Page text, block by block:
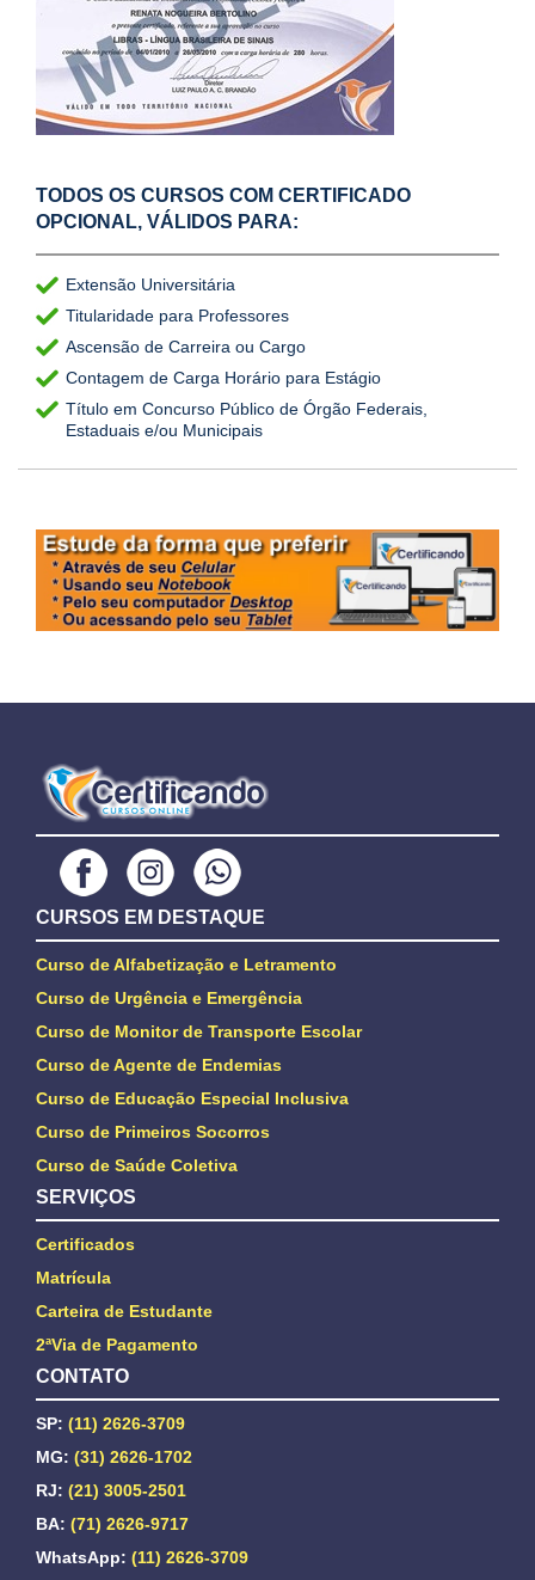
TODOS OS CURSOS COM CERTIFICADO
OPCIONAL, VÁLIDOS PARA:
Extensão Universitária
Titularidade para Professores
Ascensão de Carreira ou Cargo
Contagem de Carga Horário para Estágio
Título em Concurso Público de Órgão Federais,
Estaduais e/ou Municipais
CURSOS EM DESTAQUE
Curso de Alfabetização e Letramento
Curso de Urgência e Emergência
Curso de Monitor de Transporte Escolar
Curso de Agente de Endemias
Curso de Educação Especial Inclusiva
Curso de Primeiros Socorros
Curso de Saúde Coletiva
SERVIÇOS
Certificados
Matrícula
Carteira de Estudante
2ªVia de Pagamento
CONTATO
SP: (11) 2626-3709
MG: (31) 2626-1702
RJ: (21) 3005-2501
BA: (71) 2626-9717
WhatsApp: (11) 2626-3709